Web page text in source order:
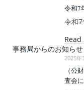
令和7
令和
事務局からのお知らせ
2025年
（公
査会